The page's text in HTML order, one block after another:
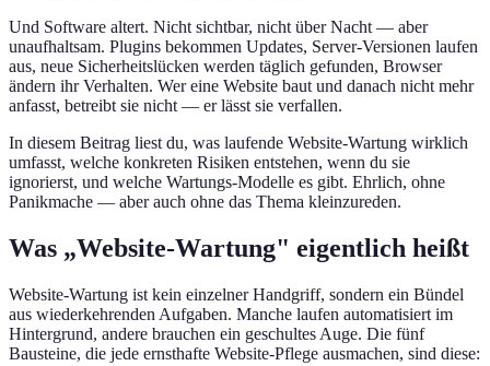
Und Software altert. Nicht sichtbar, nicht über Nacht — aber
unaufhaltsam. Plugins bekommen Updates, Server-Versionen laufen
aus, neue Sicherheitslücken werden täglich gefunden, Browser
ändern ihr Verhalten. Wer eine Website baut und danach nicht mehr
anfasst, betreibt sie nicht — er lässt sie verfallen.
In diesem Beitrag liest du, was laufende Website-Wartung wirklich
umfasst, welche konkreten Risiken entstehen, wenn du sie
ignorierst, und welche Wartungs-Modelle es gibt. Ehrlich, ohne
Panikmache — aber auch ohne das Thema kleinzureden.
Was „Website-Wartung" eigentlich heißt
Website-Wartung ist kein einzelner Handgriff, sondern ein Bündel
aus wiederkehrenden Aufgaben. Manche laufen automatisiert im
Hintergrund, andere brauchen ein geschultes Auge. Die fünf
Bausteine, die jede ernsthafte Website-Pflege ausmachen, sind diese: